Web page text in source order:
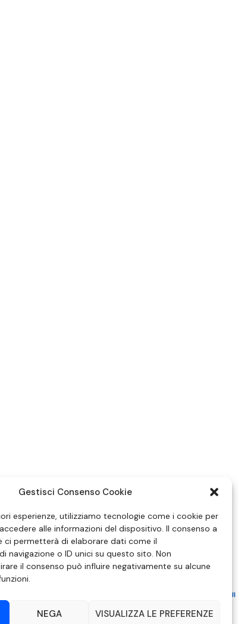
Gestisci Consenso Cookie
esperienze, utilizziamo tecnologie come i cookie per
alle informazioni del dispositivo. Il consenso a
ci permetterà di elaborare dati come il
navigazione o ID unici su questo sito. Non
il consenso può influire negativamente su alcune
NEGA VISUALIZZA LE PREFERENZE
MATERIA DI ATTUAZIONE DEL PRINCIPIO DEL PLURALISMO, DI CUI
2003, N. 313